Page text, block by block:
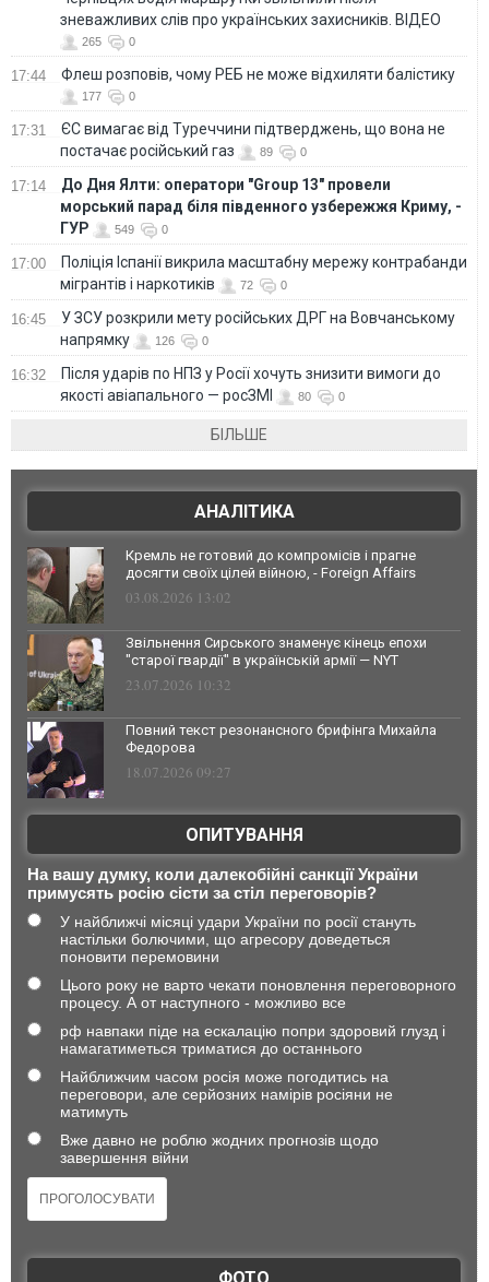
зневажливих слів про українських захисників. ВІДЕО
265 0
17:44 Флеш розповів, чому РЕБ не може відхиляти балістику
177 0
17:31
ЄС вимагає від Туреччини підтверджень, що вона не
постачає російський газ
89 0
17:14
До Дня Ялти: оператори "Group 13" провели
морський парад біля південного узбережжя Криму, -
ГУР
549 0
17:00
Поліція Іспанії викрила масштабну мережу контрабанди
мігрантів і наркотиків
72 0
16:45
У ЗСУ розкрили мету російських ДРГ на Вовчанському
напрямку
126 0
16:32
Після ударів по НПЗ у Росії хочуть знизити вимоги до
якості авіапального — росЗМІ
80 0
БІЛЬШЕ
АНАЛІТИКА
Кремль не готовий до компромісів і прагне
досягти своїх цілей війною, - Foreign Affairs
03.08.2026 13:02
Звільнення Сирського знаменує кінець епохи
"старої гвардії" в українській армії — NYT
23.07.2026 10:32
Повний текст резонансного брифінга Михайла
Федорова
18.07.2026 09:27
ОПИТУВАННЯ
На вашу думку, коли далекобійні санкції України
примусять росію сісти за стіл переговорів?
У найближчі місяці удари України по росії стануть
настільки болючими, що агресору доведеться
поновити перемовини
Цього року не варто чекати поновлення переговорного
процесу. А от наступного - можливо все
рф навпаки піде на ескалацію попри здоровий глузд і
намагатиметься триматися до останнього
Найближчим часом росія може погодитись на
переговори, але серйозних намірів росіяни не
матимуть
Вже давно не роблю жодних прогнозів щодо
завершення війни